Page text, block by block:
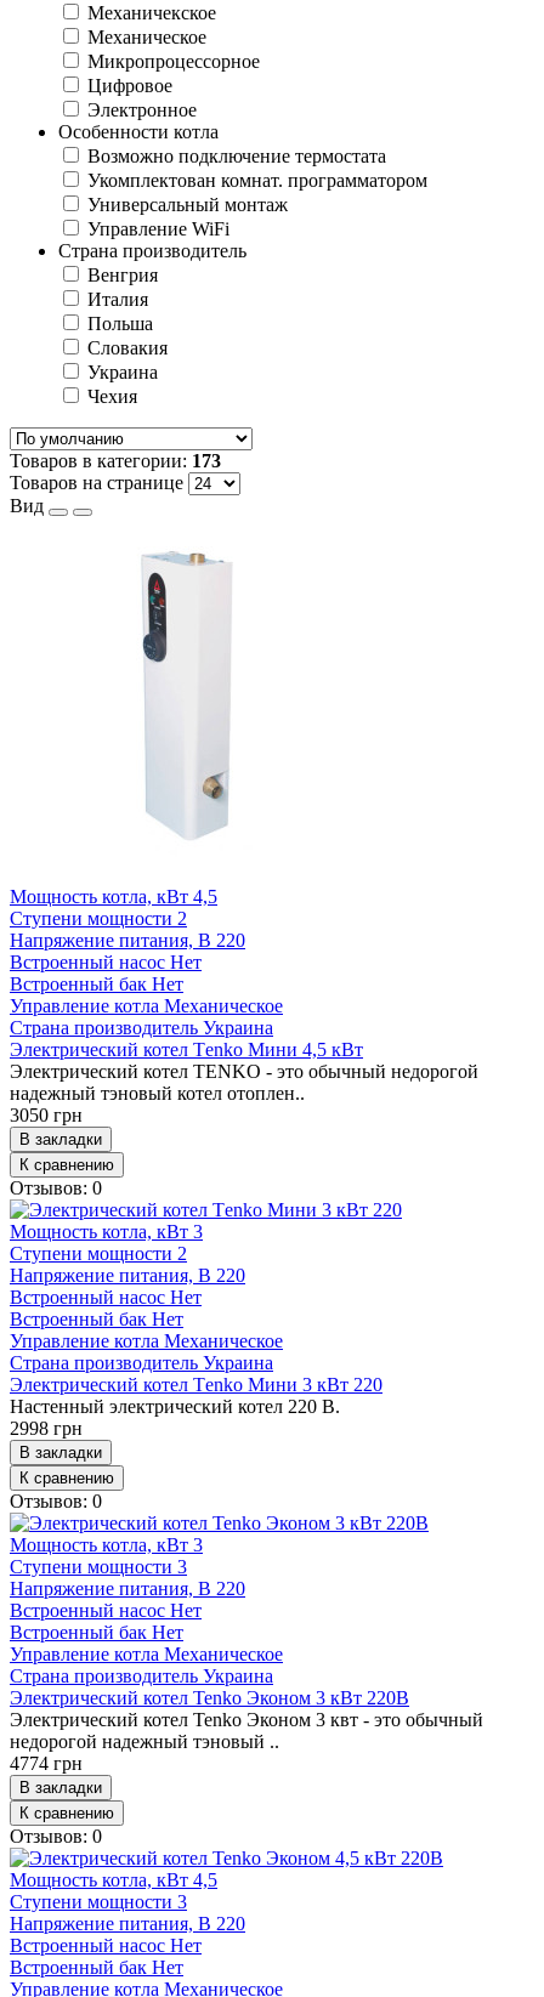
Механичекское
Механическое
Микропроцессорное
Цифровое
Электронное
Особенности котла
Возможно подключение термостата
Укомплектован комнат. программатором
Универсальный монтаж
Управление WiFi
Страна производитель
Венгрия
Италия
Польша
Словакия
Украина
Чехия
Товаров в категории: 173
Товаров на странице
Вид
Мощность котла, кВт 4,5
Ступени мощности 2
Напряжение питания, В 220
Встроенный насос Нет
Встроенный бак Нет
Управление котла Механическое
Страна производитель Украина
Электрический котел Тenko Мини 4,5 кВт
Электрический котел TENKO - это обычный недорогой
надежный тэновый котел отоплен..
3050 грн
В закладки
К сравнению
Отзывов: 0
Мощность котла, кВт 3
Ступени мощности 2
Напряжение питания, В 220
Встроенный насос Нет
Встроенный бак Нет
Управление котла Механическое
Страна производитель Украина
Электрический котел Тenko Мини 3 кВт 220
Настенный электрический котел 220 В.
2998 грн
В закладки
К сравнению
Отзывов: 0
Мощность котла, кВт 3
Ступени мощности 3
Напряжение питания, В 220
Встроенный насос Нет
Встроенный бак Нет
Управление котла Механическое
Страна производитель Украина
Электрический котел Tenko Эконом 3 кВт 220В
Электрический котел Tenko Эконом 3 квт - это обычный
недорогой надежный тэновый ..
4774 грн
В закладки
К сравнению
Отзывов: 0
Мощность котла, кВт 4,5
Ступени мощности 3
Напряжение питания, В 220
Встроенный насос Нет
Встроенный бак Нет
Управление котла Механическое